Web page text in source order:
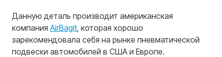
Данную деталь производит американская
компания AirBagit, которая хорошо
зарекомендовала себя на рынке пневматической
подвески автомобилей в США и Европе.